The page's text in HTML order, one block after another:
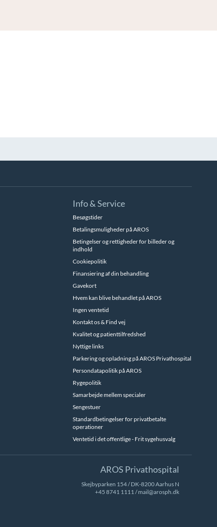
Info & Service
Besøgstider
Betalingsmuligheder på AROS
Betingelser og rettigheder for billeder og
indhold
Cookiepolitik
Finansiering af din behandling
Gavekort
Hvem kan blive behandlet på AROS
Ingen ventetid
Kontakt os & Find vej
Kvalitet og patienttilfredshed
Nyttige links
Parkering og opladning på AROS Privathospital
Persondatapolitik på AROS
Rygepolitik
Samarbejde mellem specialer
Sengestuer
Standardbetingelser for privatbetalte
operationer
Ventetid i det offentlige - Frit sygehusvalg
AROS Privathospital
Skejbyparken 154 / DK-8200 Aarhus N
+45 8741 1111 /mail@arosph.dk